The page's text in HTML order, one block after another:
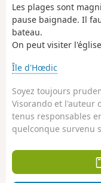
Les plages sont
pause baignade. Il
bateau.
On peut visiter
Île d'Hœdic
Soyez toujours
Visorando et l'auteur
tenus responsables
quelconque survenu